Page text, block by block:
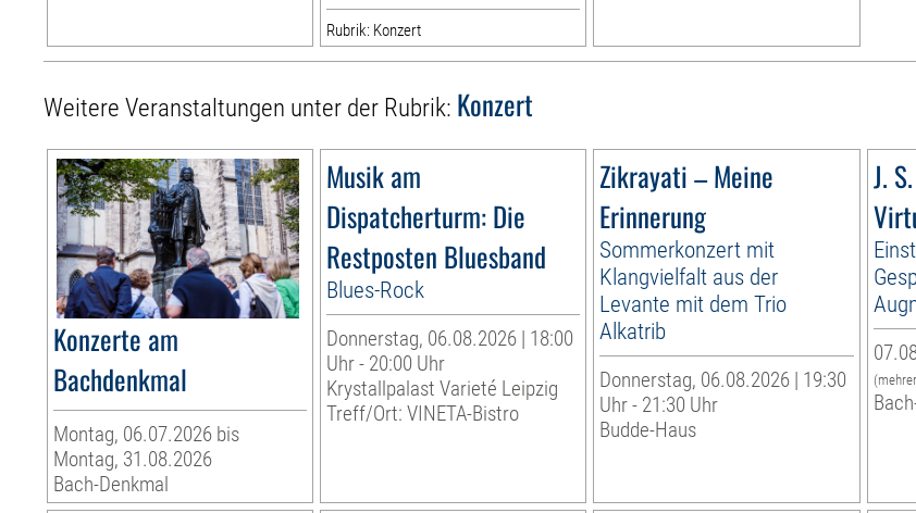
Rubrik: Konzert
Weitere Veranstaltungen unter der Rubrik: Konzert
Konzerte am
Bachdenkmal
Montag, 06.07.2026 bis
Montag, 31.08.2026
Bach-Denkmal
Musik am
Dispatcherturm: Die
Restposten Bluesband
Blues-Rock
Donnerstag, 06.08.2026 | 18:00
Uhr - 20:00 Uhr
Krystallpalast Varieté Leipzig
Treff/Ort: VINETA-Bistro
Zikrayati – Meine
Erinnerung
Sommerkonzert mit
Klangvielfalt aus der
Levante mit dem Trio
Alkatrib
Donnerstag, 06.08.2026 | 19:30
Uhr - 21:30 Uhr
Budde-Haus
J.